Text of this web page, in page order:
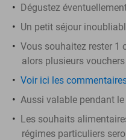
Dégustez
Un petit séjour
Vous souhaitez rester 1
alors plusieurs vouchers
Voir ici les
Aussi valable pendant le
Les souhaits
régimes particuliers